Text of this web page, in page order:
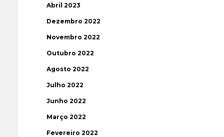
Abril 2023
Dezembro 2022
Novembro 2022
Outubro 2022
Agosto 2022
Julho 2022
Junho 2022
Março 2022
Fevereiro 2022